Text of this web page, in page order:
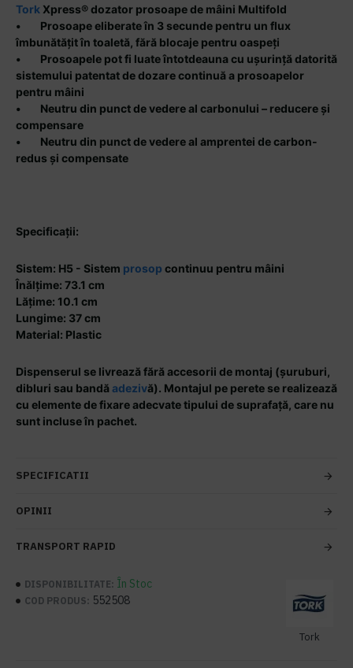
Tork Xpress® dozator prosoape de mâini Multifold
• Prosoape eliberate în 3 secunde pentru un flux
îmbunătățit în toaletă, fără blocaje pentru oaspeți
• Prosoapele pot fi luate întotdeauna cu ușurință datorită
sistemului patentat de dozare continuă a prosoapelor
pentru mâini
• Neutru din punct de vedere al carbonului – reducere și
compensare
• Neutru din punct de vedere al amprentei de carbon-
redus și compensate
Specificații:
Sistem: H5 - Sistem prosop continuu pentru mâini
Înălțime: 73.1 cm
Lățime: 10.1 cm
Lungime: 37 cm
Material: Plastic
Dispenserul se livrează fără accesorii de montaj (șuruburi,
dibluri sau bandă adezivă). Montajul pe perete se realizează
cu elemente de fixare adecvate tipului de suprafață, care nu
sunt incluse în pachet.
SPECIFICATII
OPINII
TRANSPORT RAPID
DISPONIBILITATE: În Stoc
COD PRODUS: 552508
Tork